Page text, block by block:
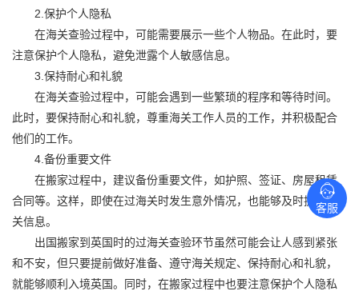
2.保护个人隐私
在海关查验过程中，可能需要展示一些个人物品。在此时，要
注意保护个人隐私，避免泄露个人敏感信息。
3.保持耐心和礼貌
在海关查验过程中，可能会遇到一些繁琐的程序和等待时间。
此时，要保持耐心和礼貌，尊重海关工作人员的工作，并积极配合
他们的工作。
4.备份重要文件
在搬家过程中，建议备份重要文件，如护照、签证、房屋租赁
合同等。这样，即使在过海关时发生意外情况，也能够及时提供相
关信息。
出国搬家到英国时的过海关查验环节虽然可能会让人感到紧张
和不安，但只要提前做好准备、遵守海关规定、保持耐心和礼貌，
就能够顺利入境英国。同时，在搬家过程中也要注意保护个人隐私
客服